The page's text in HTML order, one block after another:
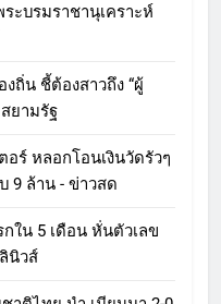
ะบรมราชานุเคราะห์
ถิ่น ชี้ต้องสาวถึง “ผู้
ยามรัฐ
อร์ หลอกโอนเงินวัดรัวๆ
9 ล้าน - ข่าวสด
ใน 5 เดือน หั่นตัวเลข
นิวส์